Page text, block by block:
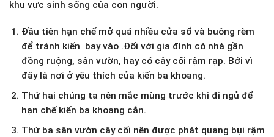
khu vực sinh sống của con người.
Đầu tiên hạn chế mở quá nhiều cửa sổ và buông rèm
để tránh kiến bay vào .Đối với gia đình có nhà gần
đồng ruộng, sân vườn, hay có cây cối rậm rạp. Bởi vì
đây là nơi ở yêu thích của kiến ba khoang.
Thứ hai chúng ta nên mắc mùng trước khi đi ngủ để
hạn chế kiến ba khoang cắn.
Thứ ba sân vườn cây cối nên được phát quang bụi rậm